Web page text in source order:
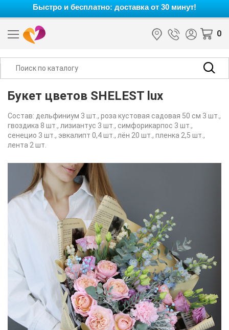
Быстро и бесплатно: доставка от 30 минут!
0
Букет цветов SHELEST lux
Состав: дельфиниум 3 шт., роза кустовая садовая 50 см 3 шт.,
гвоздика 8 шт., лизиантус 3 шт., симфорикарпос 3 шт.,
сенецио 3 шт., эвкалипт 0,4 шт., лён 20 шт., пленка 2,5 шт.,
лента 2 шт.